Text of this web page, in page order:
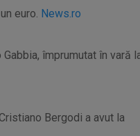
euro. News.ro
împrumutat în vară
Bergodi a avut la